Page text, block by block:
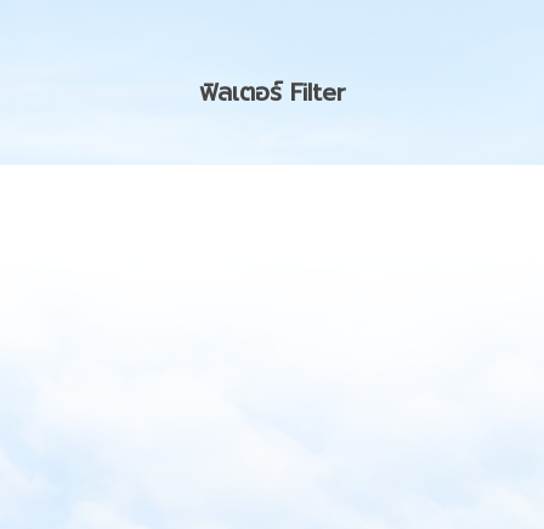
ฟิลเตอร์ Filter